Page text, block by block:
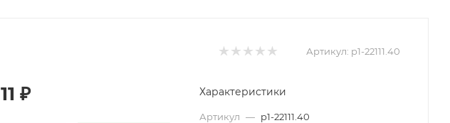
Артикул: p1-22111.40
₽ Характеристики
Артикул — p1-22111.40